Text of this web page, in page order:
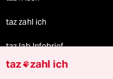
taz zahl ich
taz lab Infobrief
taz zahl ich